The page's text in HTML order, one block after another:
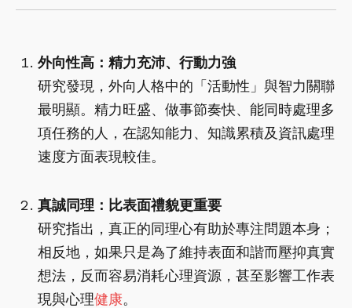
外向性高：精力充沛、行動力強
研究發現，外向人格中的「活動性」與智力關聯
最明顯。精力旺盛、做事節奏快、能同時處理多
項任務的人，在認知能力、知識累積及資訊處理
速度方面表現較佳。
真誠同理：比表面禮貌更重要
研究指出，真正的同理心有助於專注問題本身；
相反地，如果只是為了維持表面和諧而壓抑真實
想法，反而容易消耗心理資源，甚至影響工作表
現與心理健康。